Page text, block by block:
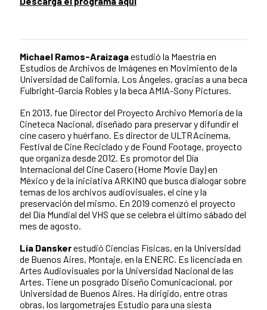
Michael Ramos-Araizagaestudió la Maestría en
Estudios de Archivos de Imágenes en Movimiento de la
Universidad de California, Los Ángeles, gracias a una beca
Fulbright-García Robles y la beca AMIA-Sony Pictures.
En 2013, fue Director del Proyecto Archivo Memoria de la
Cineteca Nacional, diseñado para preservar y difundir el
cine casero y huérfano. Es director de ULTRAcinema,
Festival de Cine Reciclado y de Found Footage, proyecto
que organiza desde 2012. Es promotor del Día
Internacional del Cine Casero (Home Movie Day) en
México y de la iniciativa ARKINO que busca dialogar sobre
temas de los archivos audiovisuales, el cine y la
preservación del mismo. En 2019 comenzó el proyecto
del Día Mundial del VHS que se celebra el último sábado del
mes de agosto.
Lía Danskerestudió Ciencias Físicas, en la Universidad
de Buenos Aires, Montaje, en la ENERC. Es licenciada en
Artes Audiovisuales por la Universidad Nacional de las
Artes. Tiene un posgrado Diseño Comunicacional, por
Universidad de Buenos Aires. Ha dirigido, entre otras
obras, los largometrajes Estudio para una siesta